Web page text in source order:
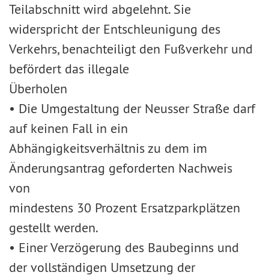
Teilabschnitt wird abgelehnt. Sie
widerspricht der Entschleunigung des
Verkehrs, benachteiligt den Fußverkehr und
befördert das illegale
Überholen
• Die Umgestaltung der Neusser Straße darf
auf keinen Fall in ein
Abhängigkeitsverhältnis zu dem im
Änderungsantrag geforderten Nachweis
von
mindestens 30 Prozent Ersatzparkplätzen
gestellt werden.
• Einer Verzögerung des Baubeginns und
der vollständigen Umsetzung der